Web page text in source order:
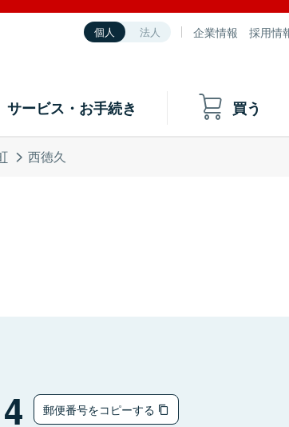
個人 法人 企業情報 採用情
サービス・お手続き 買う
西徳久
郵便番号をコピーする